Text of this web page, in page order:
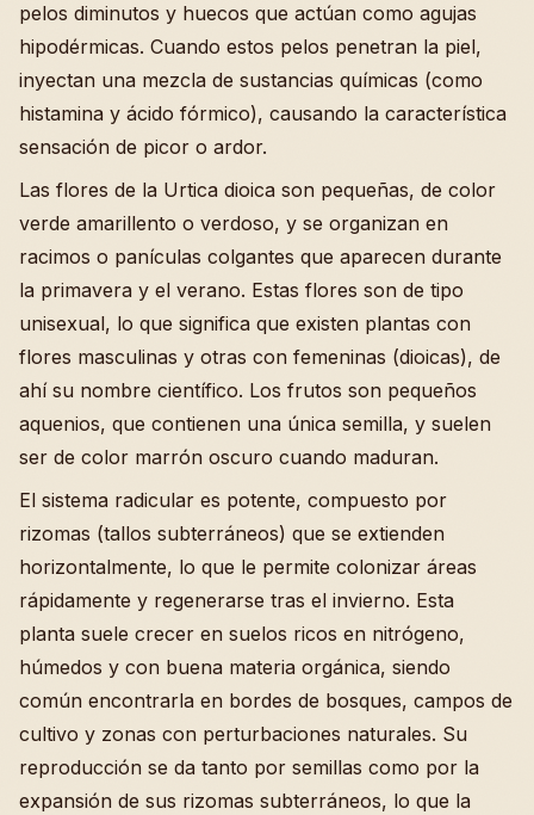
pelos diminutos y huecos que actúan como agujas
hipodérmicas. Cuando estos pelos penetran la piel,
inyectan una mezcla de sustancias químicas (como
histamina y ácido fórmico), causando la característica
sensación de picor o ardor.
Las flores de la Urtica dioica son pequeñas, de color
verde amarillento o verdoso, y se organizan en
racimos o panículas colgantes que aparecen durante
la primavera y el verano. Estas flores son de tipo
unisexual, lo que significa que existen plantas con
flores masculinas y otras con femeninas (dioicas), de
ahí su nombre científico. Los frutos son pequeños
aquenios, que contienen una única semilla, y suelen
ser de color marrón oscuro cuando maduran.
El sistema radicular es potente, compuesto por
rizomas (tallos subterráneos) que se extienden
horizontalmente, lo que le permite colonizar áreas
rápidamente y regenerarse tras el invierno. Esta
planta suele crecer en suelos ricos en nitrógeno,
húmedos y con buena materia orgánica, siendo
común encontrarla en bordes de bosques, campos de
cultivo y zonas con perturbaciones naturales. Su
reproducción se da tanto por semillas como por la
expansión de sus rizomas subterráneos, lo que la